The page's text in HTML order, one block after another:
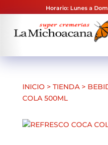
Horario: Lunes a
INICIO > TIENDA>
COLA 500ML